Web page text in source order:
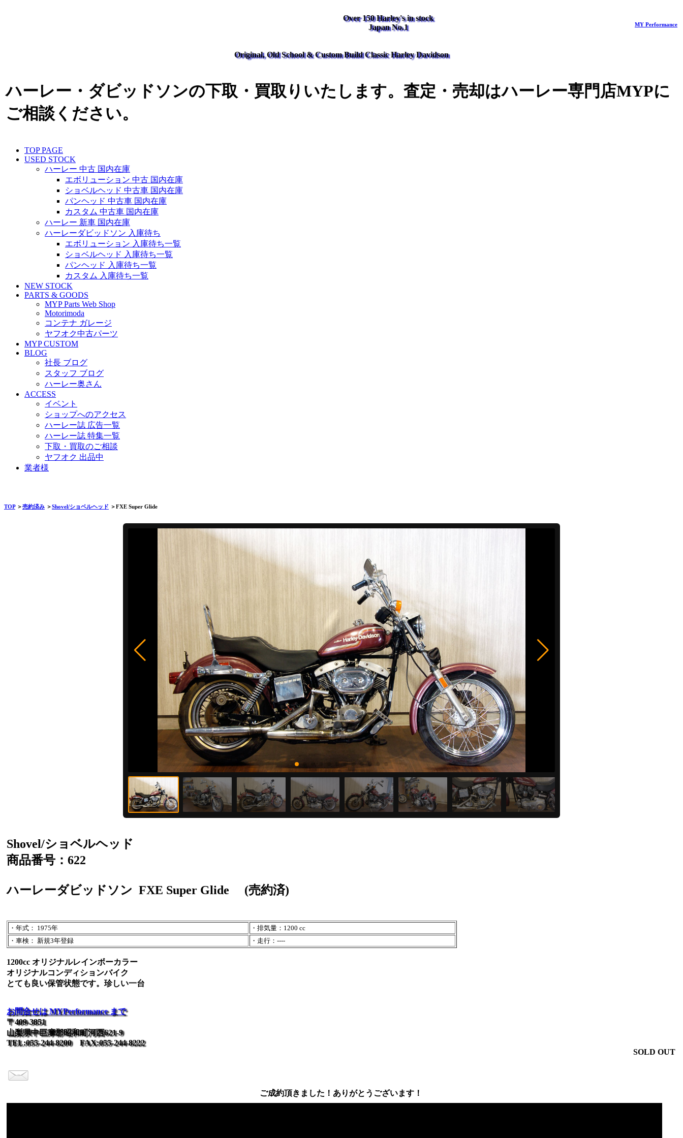
Over 150 Harley's in stock
Japan No.1
MY Performance
Original, Old School & Custom Build Classic Harley Davidson
ハーレー・ダビッドソンの下取・買取りいたします。査定・売却はハーレー専門店MYPに
ご相談ください。
TOP PAGE
USED STOCK
ハーレー 中古 国内在庫
エボリューション 中古 国内在庫
ショベルヘッド 中古車 国内在庫
パンヘッド 中古車 国内在庫
カスタム 中古車 国内在庫
ハーレー 新車 国内在庫
ハーレーダビッドソン 入庫待ち
エボリューション 入庫待ち一覧
ショベルヘッド 入庫待ち一覧
パンヘッド 入庫待ち一覧
カスタム 入庫待ち一覧
NEW STOCK
PARTS & GOODS
MYP Parts Web Shop
Motorimoda
コンテナ ガレージ
ヤフオク中古パーツ
MYP CUSTOM
BLOG
社長 ブログ
スタッフ ブログ
ハーレー奥さん
ACCESS
イベント
ショップへのアクセス
ハーレー誌 広告一覧
ハーレー誌 特集一覧
下取・買取のご相談
ヤフオク 出品中
業者様
TOP＞売約済み ＞Shovel/ショベルヘッド ＞FXE Super Glide
Shovel/ショベルヘッド
商品番号：622
ハーレーダビッドソン FXE Super Glide (売約済)
・年式： 1975年
・排気量：1200 cc
・車検： 新規3年登録
・走行：----
1200cc オリジナルレインボーカラー
オリジナルコンディションバイク
とても良い保管状態です。珍しい一台
お問合せは MYPerformance まで
〒409-3851
山梨県中巨摩郡昭和町河西621-9
TEL:055-244-8200 FAX:055-244-8222
SOLD OUT
ご成約頂きました！ありがとうございます！